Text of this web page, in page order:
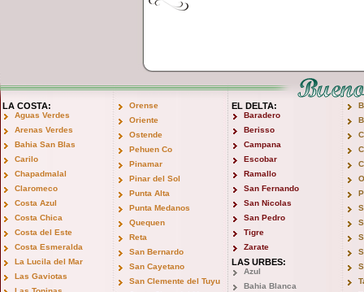
LA COSTA:
Aguas Verdes
Arenas Verdes
Bahia San Blas
Carilo
Chapadmalal
Claromeco
Costa Azul
Costa Chica
Costa del Este
Costa Esmeralda
La Lucila del Mar
Las Gaviotas
Orense
Oriente
Ostende
Pehuen Co
Pinamar
Pinar del Sol
Punta Alta
Punta Medanos
Quequen
Reta
San Bernardo
San Cayetano
San Clemente del Tuyu
EL DELTA:
Baradero
Berisso
Campana
Escobar
Ramallo
San Fernando
San Nicolas
San Pedro
Tigre
Zarate
LAS URBES:
Azul
Bahia Blanca